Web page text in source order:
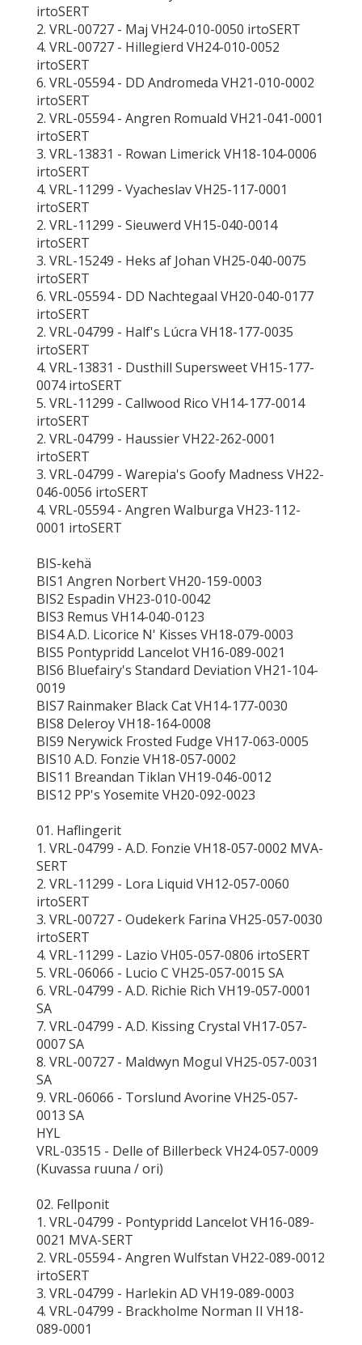
irtoSERT
2. VRL-00727 - Maj VH24-010-0050 irtoSERT
4. VRL-00727 - Hillegierd VH24-010-0052
irtoSERT
6. VRL-05594 - DD Andromeda VH21-010-0002
irtoSERT
2. VRL-05594 - Angren Romuald VH21-041-0001
irtoSERT
3. VRL-13831 - Rowan Limerick VH18-104-0006
irtoSERT
4. VRL-11299 - Vyacheslav VH25-117-0001
irtoSERT
2. VRL-11299 - Sieuwerd VH15-040-0014
irtoSERT
3. VRL-15249 - Heks af Johan VH25-040-0075
irtoSERT
6. VRL-05594 - DD Nachtegaal VH20-040-0177
irtoSERT
2. VRL-04799 - Half's Lúcra VH18-177-0035
irtoSERT
4. VRL-13831 - Dusthill Supersweet VH15-177-
0074 irtoSERT
5. VRL-11299 - Callwood Rico VH14-177-0014
irtoSERT
2. VRL-04799 - Haussier VH22-262-0001
irtoSERT
3. VRL-04799 - Warepia's Goofy Madness VH22-
046-0056 irtoSERT
4. VRL-05594 - Angren Walburga VH23-112-
0001 irtoSERT
BIS-kehä
BIS1 Angren Norbert VH20-159-0003
BIS2 Espadin VH23-010-0042
BIS3 Remus VH14-040-0123
BIS4 A.D. Licorice N' Kisses VH18-079-0003
BIS5 Pontypridd Lancelot VH16-089-0021
BIS6 Bluefairy's Standard Deviation VH21-104-
0019
BIS7 Rainmaker Black Cat VH14-177-0030
BIS8 Deleroy VH18-164-0008
BIS9 Nerywick Frosted Fudge VH17-063-0005
BIS10 A.D. Fonzie VH18-057-0002
BIS11 Breandan Tiklan VH19-046-0012
BIS12 PP's Yosemite VH20-092-0023
01. Haflingerit
1. VRL-04799 - A.D. Fonzie VH18-057-0002 MVA-
SERT
2. VRL-11299 - Lora Liquid VH12-057-0060
irtoSERT
3. VRL-00727 - Oudekerk Farina VH25-057-0030
irtoSERT
4. VRL-11299 - Lazio VH05-057-0806 irtoSERT
5. VRL-06066 - Lucio C VH25-057-0015 SA
6. VRL-04799 - A.D. Richie Rich VH19-057-0001
SA
7. VRL-04799 - A.D. Kissing Crystal VH17-057-
0007 SA
8. VRL-00727 - Maldwyn Mogul VH25-057-0031
SA
9. VRL-06066 - Torslund Avorine VH25-057-
0013 SA
HYL
VRL-03515 - Delle of Billerbeck VH24-057-0009
(Kuvassa ruuna / ori)
02. Fellponit
1. VRL-04799 - Pontypridd Lancelot VH16-089-
0021 MVA-SERT
2. VRL-05594 - Angren Wulfstan VH22-089-0012
irtoSERT
3. VRL-04799 - Harlekin AD VH19-089-0003
4. VRL-04799 - Brackholme Norman II VH18-
089-0001